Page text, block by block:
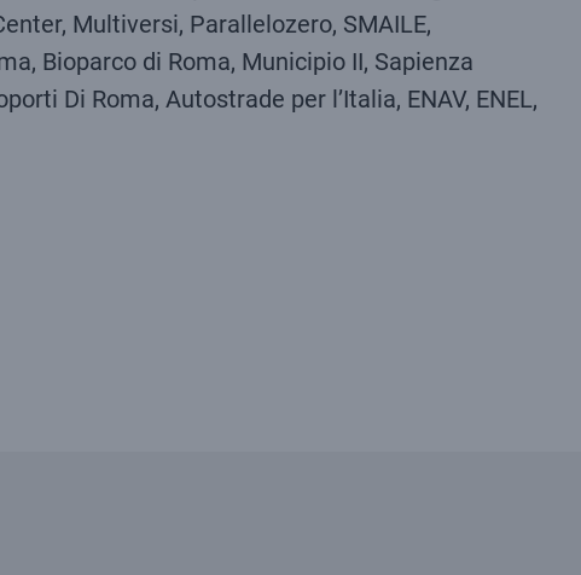
Multiversi, Parallelozero, SMAILE,
Bioparco di Roma, Municipio II, Sapienza
Di Roma, Autostrade per l’Italia, ENAV, ENEL,